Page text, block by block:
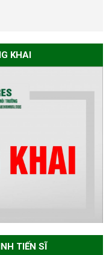
chương trình học
tại Việt Nam năm
môn đánh giá hồ
môn cho các thí sinh
cứu sinh đợt 1
danh sách thí sinh
dự tuyển Chương
tiến sĩ chuyên
KHAI
TIẾN SĨ